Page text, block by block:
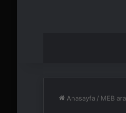
Anasayfa / MEB